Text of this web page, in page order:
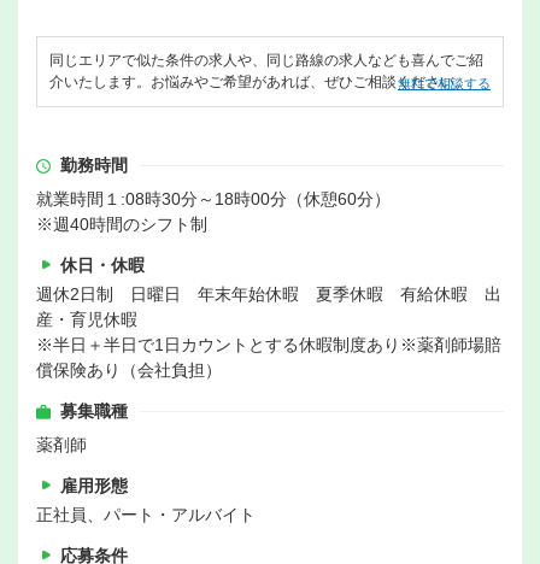
同じエリアで似た条件の求人や、同じ路線の求人なども喜んでご紹
介いたします。お悩みやご希望があれば、ぜひご相談ください。
無料で相談する
勤務時間
就業時間１:08時30分～18時00分（休憩60分）
※週40時間のシフト制
休日・休暇
週休2日制 日曜日 年末年始休暇 夏季休暇 有給休暇 出
産・育児休暇
※半日＋半日で1日カウントとする休暇制度あり※薬剤師場賠
償保険あり（会社負担）
募集職種
薬剤師
雇用形態
正社員、パート・アルバイト
応募条件